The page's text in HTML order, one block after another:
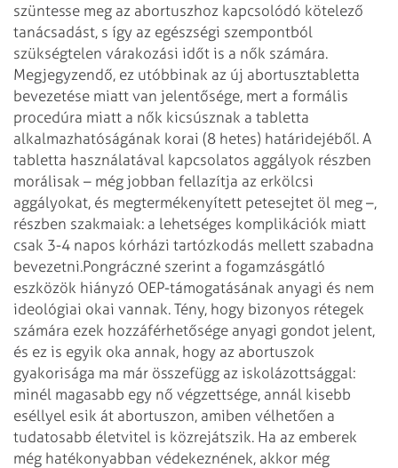
szüntesse meg az abortuszhoz kapcsolódó kötelező
tanácsadást, s így az egészségi szempontból
szükségtelen várakozási időt is a nők számára.
Megjegyzendő, ez utóbbinak az új abortusztabletta
bevezetése miatt van jelentősége, mert a formális
procedúra miatt a nők kicsúsznak a tabletta
alkalmazhatóságának korai (8 hetes) határidejéből. A
tabletta használatával kapcsolatos aggályok részben
morálisak – még jobban fellazítja az erkölcsi
aggályokat, és megtermékenyített petesejtet öl meg –,
részben szakmaiak: a lehetséges komplikációk miatt
csak 3-4 napos kórházi tartózkodás mellett szabadna
bevezetni.Pongráczné szerint a fogamzásgátló
eszközök hiányzó OEP-támogatásának anyagi és nem
ideológiai okai vannak. Tény, hogy bizonyos rétegek
számára ezek hozzáférhetősége anyagi gondot jelent,
és ez is egyik oka annak, hogy az abortuszok
gyakorisága ma már összefügg az iskolázottsággal:
minél magasabb egy nő végzettsége, annál kisebb
eséllyel esik át abortuszon, amiben vélhetően a
tudatosabb életvitel is közrejátszik. Ha az emberek
még hatékonyabban védekeznének, akkor még